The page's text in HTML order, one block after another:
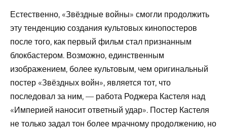
Естественно, «Звёздные войны» смогли продолжить
эту тенденцию создания культовых кинопостеров
после того, как первый фильм стал признанным
блокбастером. Возможно, единственным
изображением, более культовым, чем оригинальный
постер «Звёздных войн», является тот, что
последовал за ним, — работа Роджера Кастеля над
«Империей наносит ответный удар». Постер Кастеля
не только задал тон более мрачному продолжению, но